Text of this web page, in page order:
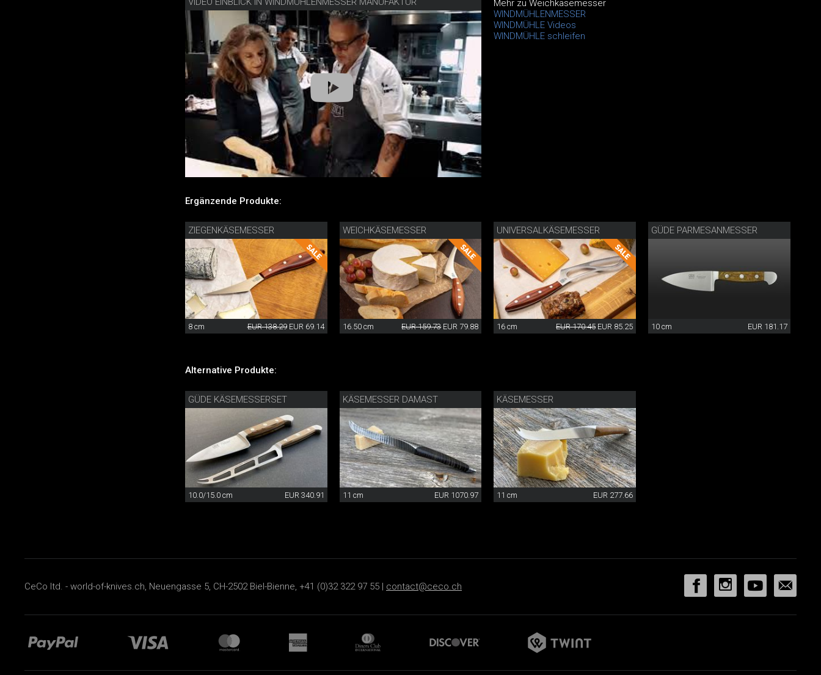
Mehr zu Weichkäsemesser
WINDMÜHLENMESSER
WINDMÜHLE Videos
WINDMÜHLE schleifen
Ergänzende Produkte:
ZIEGENKÄSEMESSER
8 cm EUR 138.29 EUR 69.14
WEICHKÄSEMESSER
16.50 cm EUR 159.73 EUR 79.88
UNIVERSALKÄSEMESSER
16 cm EUR 170.45 EUR 85.25
GÜDE PARMESANMESSER
10 cm EUR 181.17
Alternative Produkte:
GÜDE KÄSEMESSERSET
10.0/15.0 cm EUR 340.91
KÄSEMESSER DAMAST
11 cm EUR 1070.97
KÄSEMESSER
11 cm EUR 277.66
CeCo ltd. - world-of-knives.ch, Neuengasse 5, CH-2502 Biel-Bienne, +41 (0)32 322 97 55 | contact@ceco.ch